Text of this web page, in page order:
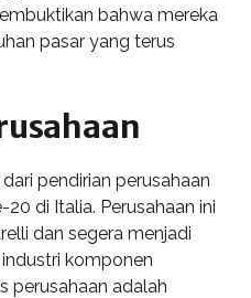
bahwa mereka
pasar yang terus
pendirian perusahaan
di Italia. Perusahaan ini
dan segera menjadi
komponen
perusahaan adalah